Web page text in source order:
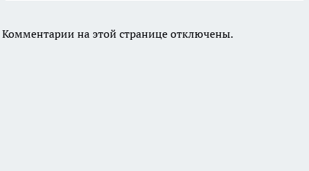
Комментарии на этой странице отключены.